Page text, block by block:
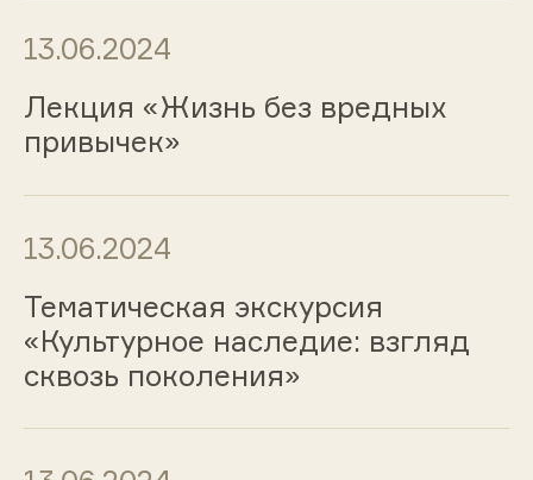
13.06.2024
Лекция «Жизнь без вредных
привычек»
13.06.2024
Тематическая экскурсия
«Культурное наследие: взгляд
сквозь поколения»